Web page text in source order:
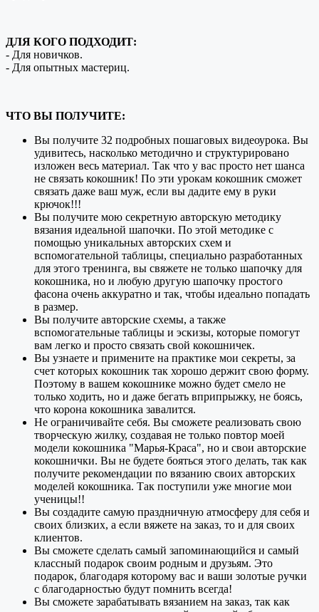
ДЛЯ КОГО ПОДХОДИТ:
- Для новичков.
- Для опытных мастериц.
ЧТО ВЫ ПОЛУЧИТЕ:
Вы получите 32 подробных пошаговых видеоурока. Вы
удивитесь, насколько методично и структурировано
изложен весь материал. Так что у вас просто нет шанса
не связать кокошник! По эти урокам кокошник сможет
связать даже ваш муж, если вы дадите ему в руки
крючок!!!
Вы получите мою секретную авторскую методику
вязания идеальной шапочки. По этой методике с
помощью уникальных авторских схем и
вспомогательной таблицы, специально разработанных
для этого тренинга, вы свяжете не только шапочку для
кокошника, но и любую другую шапочку простого
фасона очень аккуратно и так, чтобы идеально попадать
в размер.
Вы получите авторские схемы, а также
вспомогательные таблицы и эскизы, которые помогут
вам легко и просто связать свой кокошничек.
Вы узнаете и примените на практике мои секреты, за
счет которых кокошник так хорошо держит свою форму.
Поэтому в вашем кокошнике можно будет смело не
только ходить, но и даже бегать вприпрыжку, не боясь,
что корона кокошника завалится.
Не ограничивайте себя. Вы сможете реализовать свою
творческую жилку, создавая не только повтор моей
модели кокошника "Марья-Краса", но и свои авторские
кокошнички. Вы не будете бояться этого делать, так как
получите рекомендации по вязанию своих авторских
моделей кокошника. Так поступили уже многие мои
ученицы!!
Вы создадите самую праздничную атмосферу для себя и
своих близких, а если вяжете на заказ, то и для своих
клиентов.
Вы сможете сделать самый запоминающийся и самый
классный подарок своим родным и друзьям. Это
подарок, благодаря которому вас и ваши золотые ручки
с благодарностью будут помнить всегда!
Вы сможете зарабатывать вязанием на заказ, так как